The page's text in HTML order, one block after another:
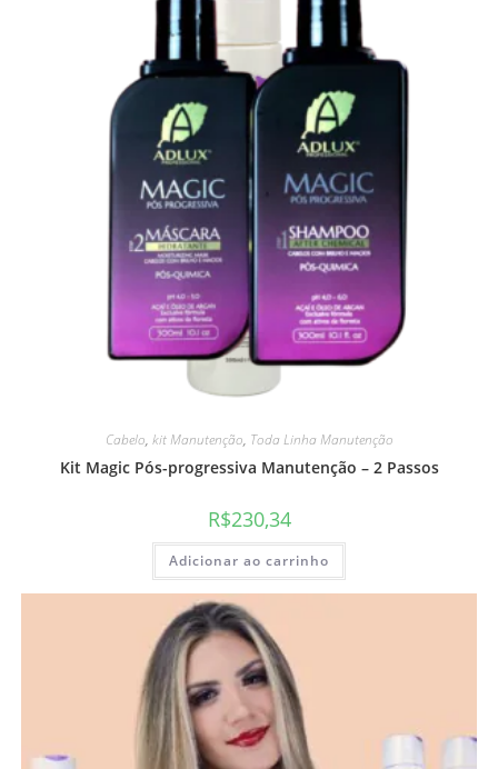
Cabelo, kit Manutenção, Toda Linha Manutenção
Kit Magic Pós-progressiva Manutenção – 2 Passos
R$230,34
Adicionar ao carrinho